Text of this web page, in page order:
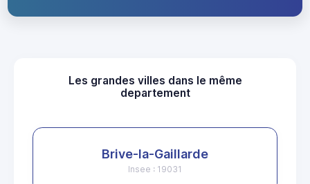
Les grandes villes dans le même
departement
Brive-la-Gaillarde
Insee : 19031